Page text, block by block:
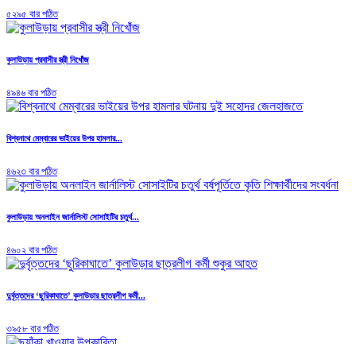
৫২৯৫ বার পঠিত
কুলাউড়ায় প্রবাসীর স্ত্রী নিখোঁজ
৪৯৪৬ বার পঠিত
বিশ্বনাথে মেম্বারের ভাইয়ের উপর হামলার...
৪৬২৩ বার পঠিত
কুলাউড়ায় অনলাইন জার্নালিস্ট সোসাইটির চতুর্থ...
৪৬০২ বার পঠিত
দুর্বৃত্তদের ‘ছুরিকাঘাতে’ কুলাউড়ার ছাত্রলীগ কর্মী...
৩৯৫৮ বার পঠিত